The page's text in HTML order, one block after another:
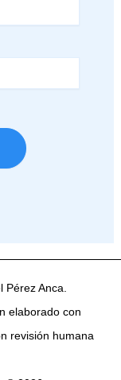
Anca.
elaborado con
revisión humana